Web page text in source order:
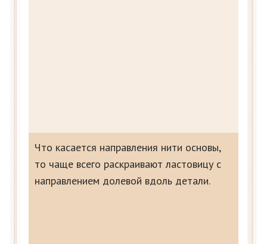
Что касается направления нити основы,
то чаще всего раскраивают ластовицу с
направлением долевой вдоль детали.